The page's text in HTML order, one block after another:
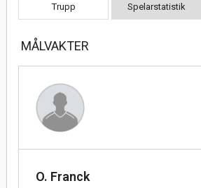
Trupp Spelarstatistik
MÅLVAKTER
O. Franck